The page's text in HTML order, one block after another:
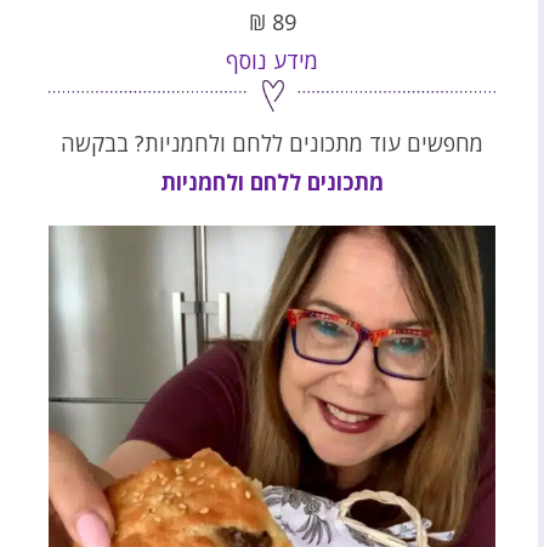
89
₪
מידע נוסף
מחפשים עוד מתכונים ללחם ולחמניות? בבקשה
מתכונים ללחם ולחמניות